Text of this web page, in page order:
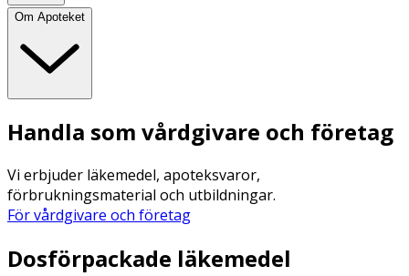
Om Apoteket
Handla som vårdgivare och företag
Vi erbjuder läkemedel, apoteksvaror,
förbrukningsmaterial och utbildningar.
För vårdgivare och företag
Dosförpackade läkemedel